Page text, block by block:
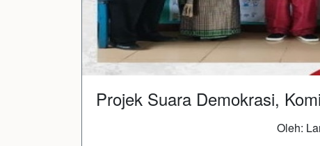
Projek Suara Demokrasi,
Oleh: